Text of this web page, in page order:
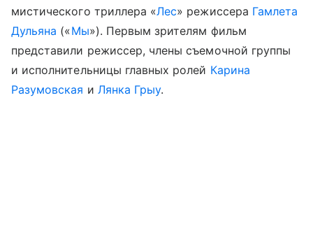
мистического триллера «Лес» режиссера Гамлета
Дульяна («Мы»). Первым зрителям фильм
представили режиссер, члены съемочной группы
и исполнительницы главных ролей Карина
Разумовская и Лянка Грыу.